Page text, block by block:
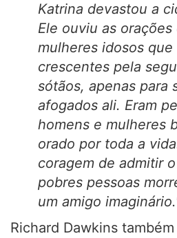
Katrina devastou a
Ele ouviu as
mulheres idosos
crescentes pela
sótãos, apenas para
afogados ali. Eram
homens e mulheres
orado por toda a
coragem de admitir
pobres pessoas
um amigo imaginário.
Richard Dawkins